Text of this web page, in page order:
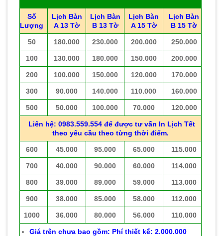
Số
Lượng
Lịch Bàn
A 13 Tờ
Lịch Bàn
B 13 Tờ
Lịch Bàn
A 15 Tờ
Lịch Bàn
B 15 Tờ
50 180.000 230.000 200.000 250.000
100 130.000 180.000 150.000 200.000
200 100.000 150.000 120.000 170.000
300 90.000 140.000 110.000 160.000
500 50.000 100.000 70.000 120.000
Liên hệ: 0983.559.554 để được tư vấn In Lịch Tết
theo yêu cầu theo từng thời điểm.
600 45.000 95.000 65.000 115.000
700 40.000 90.000 60.000 114.000
800 39.000 89.000 59.000 113.000
900 38.000 85.000 58.000 112.000
1000 36.000 80.000 56.000 110.000
Giá trên chưa bao gồm: Phí thiết kế: 2.000.000